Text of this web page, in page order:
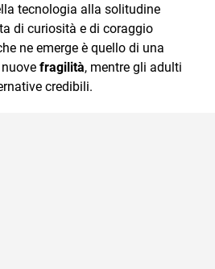
tecnologia alla solitudine
di curiosità e di coraggio
ne emerge è quello di una
fragilità, mentre gli adulti
credibili.